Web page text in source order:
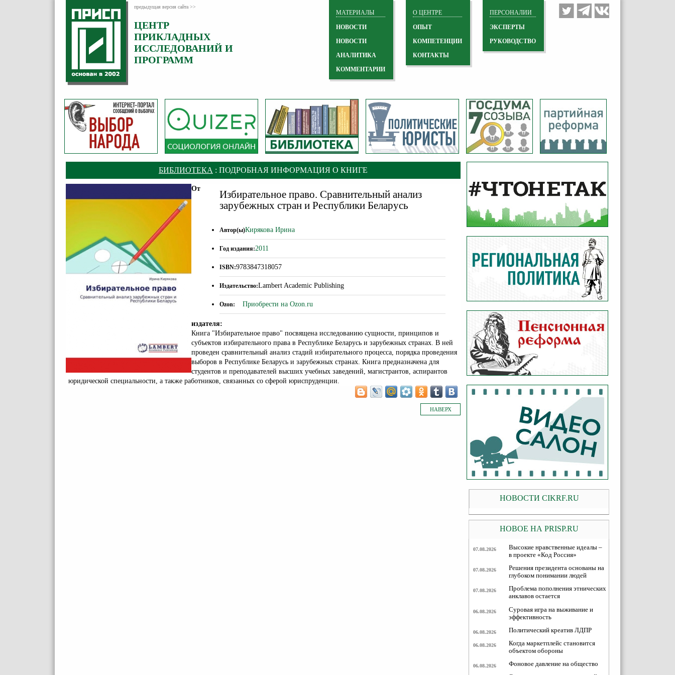
предыдущая версия сайта >>
ЦЕНТР
ПРИКЛАДНЫХ
ИССЛЕДОВАНИЙ И
ПРОГРАММ
ПЕРСОНАЛИИ
ЭКСПЕРТЫ
РУКОВОДСТВО
О ЦЕНТРЕ
ОПЫТ
КОМПЕТЕНЦИИ
КОНТАКТЫ
МАТЕРИАЛЫ
НОВОСТИ
НОВОСТИ
АНАЛИТИКА
КОММЕНТАРИИ
БИБЛИОТЕКА : ПОДРОБНАЯ ИНФОРМАЦИЯ О КНИГЕ
Избирательное право. Сравнительный анализ
зарубежных стран и Республики Беларусь
Автор(ы)Кирякова Ирина
Год издания:2011
ISBN:9783847318057
Издательство:Lambert Academic Publishing
Ozon: Приобрести на Ozon.ru
От
издателя:
Книга "Избирательное право" посвящена исследованию сущности, принципов и
субъектов избирательного права в Республике Беларусь и зарубежных странах. В ней
проведен сравнительный анализ стадий избирательного процесса, порядка проведения
выборов в Республике Беларусь и зарубежных странах. Книга предназначена для
студентов и преподавателей высших учебных заведений, магистрантов, аспирантов
юридической специальности, а также работников, связанных со сферой юриспруденции.
НАВЕРХ
НОВОСТИ CIKRF.RU
НОВОЕ НА PRISP.RU
07.08.2026
Высокие нравственные идеалы –
в проекте «Код Россия»
07.08.2026
Решения президента основаны на
глубоком понимании людей
07.08.2026
Проблема пополнения этнических
анклавов остается
06.08.2026
Суровая игра на выживание и
эффективность
06.08.2026 Политический креатив ЛДПР
06.08.2026
Когда маркетплейс становится
объектом обороны
06.08.2026 Фоновое давление на общество